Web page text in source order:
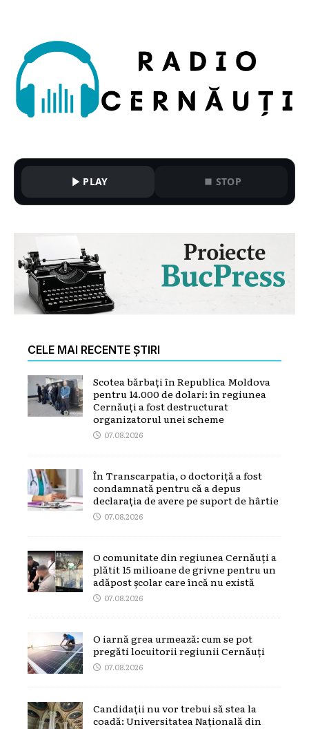
PLAY STOP
CELE MAI RECENTE ȘTIRI
Scotea bărbați în Republica Moldova
pentru 14.000 de dolari: în regiunea
Cernăuți a fost destructurat
organizatorul unei scheme
07.08.2026
În Transcarpatia, o doctoriță a fost
condamnată pentru că a depus
declarația de avere pe suport de hârtie
07.08.2026
O comunitate din regiunea Cernăuți a
plătit 15 milioane de grivne pentru un
adăpost școlar care încă nu există
07.08.2026
O iarnă grea urmează: cum se pot
pregăti locuitorii regiunii Cernăuți
07.08.2026
Candidații nu vor trebui să stea la
coadă: Universitatea Națională din